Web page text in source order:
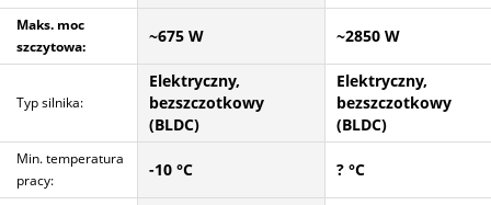
Maks. moc
szczytowa:
~675 W ~2850 W
Typ silnika:
Elektryczny,
bezszczotkowy
(BLDC)
Elektryczny,
bezszczotkowy
(BLDC)
Min. temperatura
pracy:
-10 °C ? °C